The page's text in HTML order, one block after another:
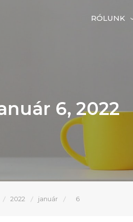
RÓLUNK
6, 2022
2022 január 6